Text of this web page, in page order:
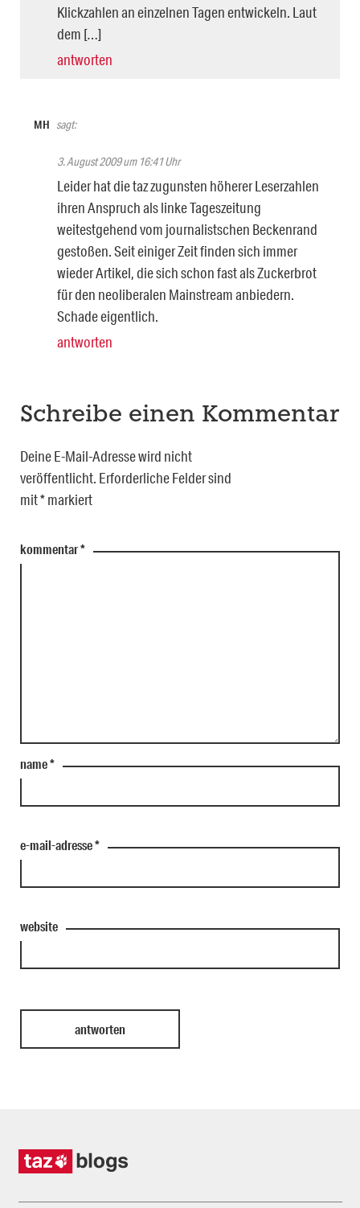
Klickzahlen an einzelnen Tagen entwickeln. Laut
dem […]
antworten
MH sagt:
3. August 2009 um 16:41 Uhr
Leider hat die taz zugunsten höherer Leserzahlen
ihren Anspruch als linke Tageszeitung
weitestgehend vom journalistschen Beckenrand
gestoßen. Seit einiger Zeit finden sich immer
wieder Artikel, die sich schon fast als Zuckerbrot
für den neoliberalen Mainstream anbiedern.
Schade eigentlich.
antworten
Schreibe einen Kommentar
Deine E-Mail-Adresse wird nicht
veröffentlicht. Erforderliche Felder sind
mit*markiert
kommentar*
name*
e-mail-adresse*
website